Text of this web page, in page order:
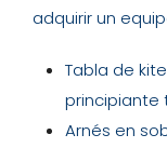
adquirir un
Tabla de
principiante
Arnés en